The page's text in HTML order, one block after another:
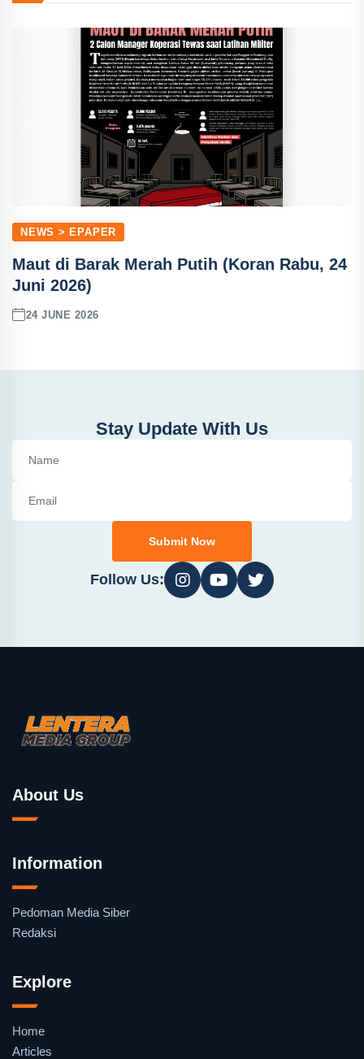
NEWS > EPAPER
Maut di Barak Merah Putih (Koran Rabu, 24
Juni 2026)
24 JUNE 2026
Stay Update With Us
Submit Now
Follow Us:
About Us
Information
Pedoman Media Siber
Redaksi
Explore
Home
Articles